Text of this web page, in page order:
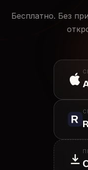
Бесплатно. Без